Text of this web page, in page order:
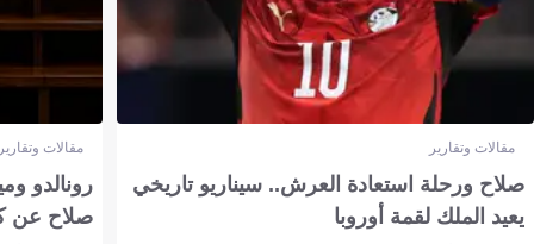
مقالات وتقارير
صلاح ورحلة استعادة العرش.. سيناريو تاريخي
يعيد الملك لقمة أوروبا
مقالات
رونالدو
صلاح عن